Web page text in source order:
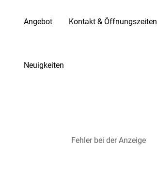
Angebot Kontakt & Öffnungszeiten
Neuigkeiten
Fehler bei der Anzeige